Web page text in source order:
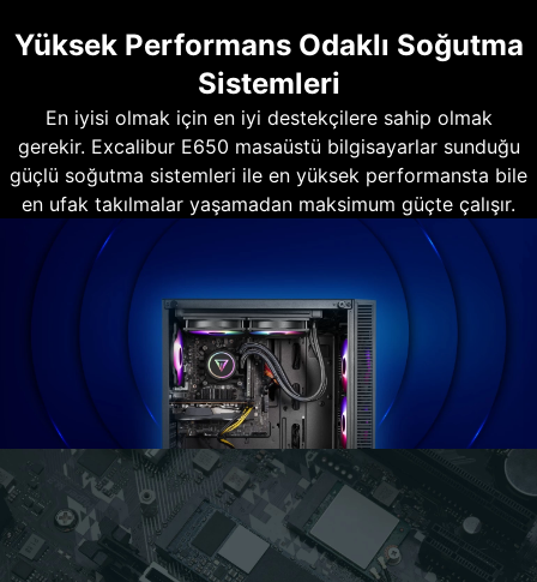
Yüksek Performans Odaklı Soğutma
Sistemleri
En iyisi olmak için en iyi destekçilere sahip olmak
gerekir. Excalibur E650 masaüstü bilgisayarlar sunduğu
güçlü soğutma sistemleri ile en yüksek performansta bile
en ufak takılmalar yaşamadan maksimum güçte çalışır.